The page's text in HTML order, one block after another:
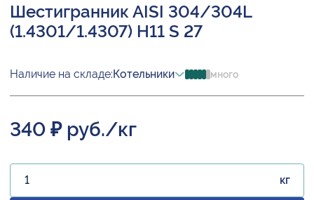
Шестигранник AISI 304/304L
(1.4301/1.4307) H11 S 27
Наличие на складе:Котельники много
340 ₽ руб./кг
кг